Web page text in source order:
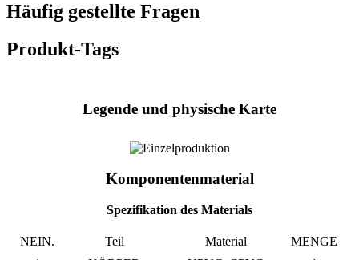
Häufig gestellte Fragen
Produkt-Tags
Legende und physische Karte
Komponentenmaterial
Spezifikation des Materials
NEIN. Teil Material
MENGE